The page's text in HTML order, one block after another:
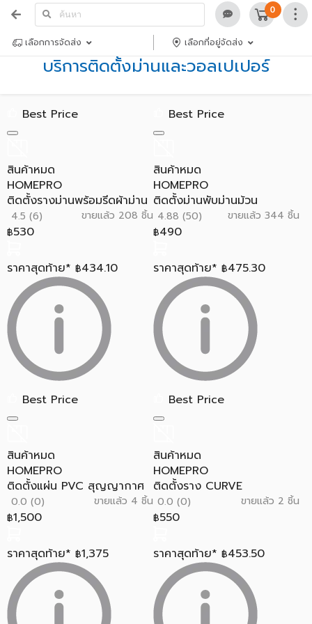
0
เลือกการจัดส่ง เลือกที่อยู่จัดส่ง
บริการติดตั้งม่านและวอลเปเปอร์
Best Price
สินค้าหมด
HOMEPRO
ติดตั้งรางม่านพร้อมรีดผ้าม่าน
4.5 (6) ขายแล้ว 208 ชิ้น
฿530
ราคาสุดท้าย* ฿434.10
Best Price
สินค้าหมด
HOMEPRO
ติดตั้งม่านพับม่านม้วน
4.88 (50) ขายแล้ว 344 ชิ้น
฿490
ราคาสุดท้าย* ฿475.30
Best Price
สินค้าหมด
HOMEPRO
ติดตั้งแผ่น PVC สุญญากาศ
0.0 (0) ขายแล้ว 4 ชิ้น
฿1,500
ราคาสุดท้าย* ฿1,375
Best Price
สินค้าหมด
HOMEPRO
ติดตั้งราง CURVE
0.0 (0) ขายแล้ว 2 ชิ้น
฿550
ราคาสุดท้าย* ฿453.50